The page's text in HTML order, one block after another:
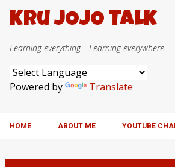
ข้ามไปที่เนื้อหาหลัก
Kru JOJO Talk
Learning everything .. Learning everywhere
Powered by Translate
HOME ABOUT ME YOUTUBE